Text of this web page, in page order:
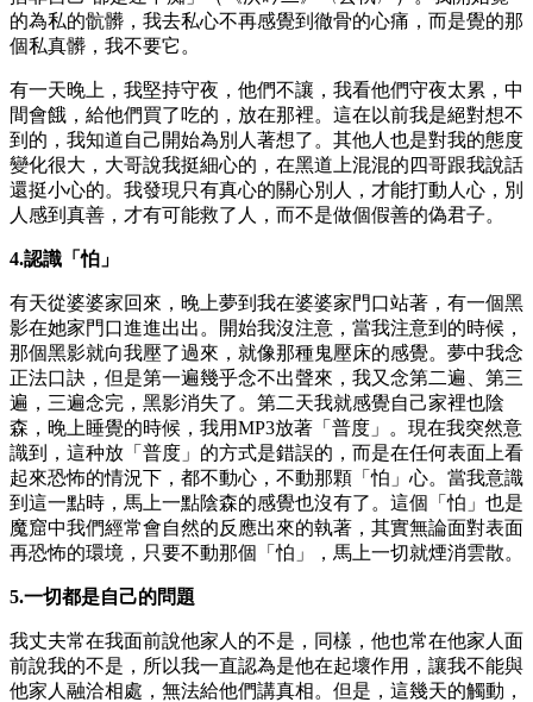
的為私的骯髒，我去私心不再感覺到徹骨的心痛，而是覺的那
個私真髒，我不要它。
有一天晚上，我堅持守夜，他們不讓，我看他們守夜太累，中
間會餓，給他們買了吃的，放在那裡。這在以前我是絕對想不
到的，我知道自己開始為別人著想了。其他人也是對我的態度
變化很大，大哥說我挺細心的，在黑道上混混的四哥跟我說話
還挺小心的。我發現只有真心的關心別人，才能打動人心，別
人感到真善，才有可能救了人，而不是做個假善的偽君子。
4.認識「怕」
有天從婆婆家回來，晚上夢到我在婆婆家門口站著，有一個黑
影在她家門口進進出出。開始我沒注意，當我注意到的時候，
那個黑影就向我壓了過來，就像那種鬼壓床的感覺。夢中我念
正法口訣，但是第一遍幾乎念不出聲來，我又念第二遍、第三
遍，三遍念完，黑影消失了。第二天我就感覺自己家裡也陰
森，晚上睡覺的時候，我用MP3放著「普度」。現在我突然意
識到，這种放「普度」的方式是錯誤的，而是在任何表面上看
起來恐怖的情況下，都不動心，不動那顆「怕」心。當我意識
到這一點時，馬上一點陰森的感覺也沒有了。這個「怕」也是
魔窟中我們經常會自然的反應出來的執著，其實無論面對表面
再恐怖的環境，只要不動那個「怕」，馬上一切就煙消雲散。
5.一切都是自己的問題
我丈夫常在我面前說他家人的不是，同樣，他也常在他家人面
前說我的不是，所以我一直認為是他在起壞作用，讓我不能與
他家人融洽相處，無法給他們講真相。但是，這幾天的觸動，